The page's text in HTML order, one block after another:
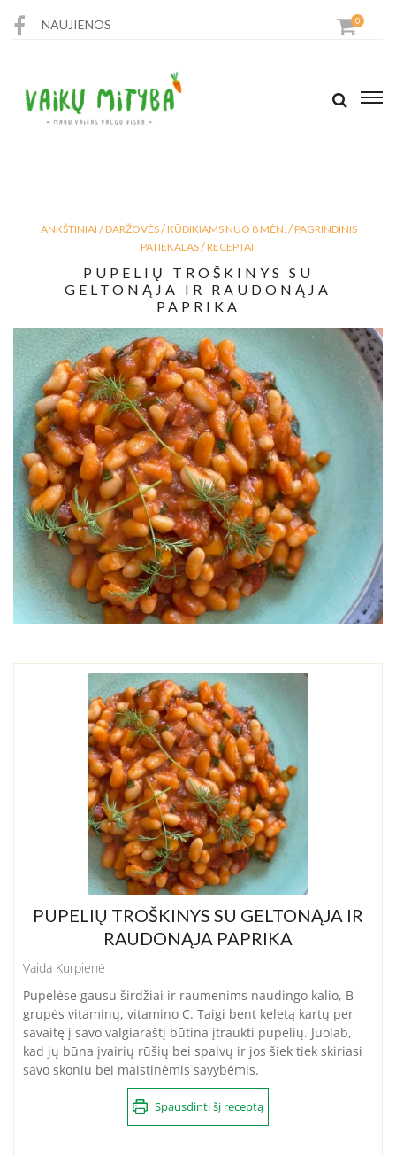
NAUJIENOS 0
ANKŠTINIAI /DARŽOVĖS/KŪDIKIAMS NUO 8 MĖN. /PAGRINDINIS
PATIEKALAS/RECEPTAI
PUPELIŲ TROŠKINYS SU
GELTONĄJA IR RAUDONĄJA
PAPRIKA
PUPELIŲ TROŠKINYS SU GELTONĄJA IR
RAUDONĄJA PAPRIKA
Vaida Kurpienė
Pupelėse gausu širdžiai ir raumenims naudingo kalio, B
grupės vitaminų, vitamino C. Taigi bent keletą kartų per
savaitę į savo valgiaraštį būtina įtraukti pupelių. Juolab,
kad jų būna įvairių rūšių bei spalvų ir jos šiek tiek skiriasi
savo skoniu bei maistinėmis savybėmis.
Spausdinti šį receptą